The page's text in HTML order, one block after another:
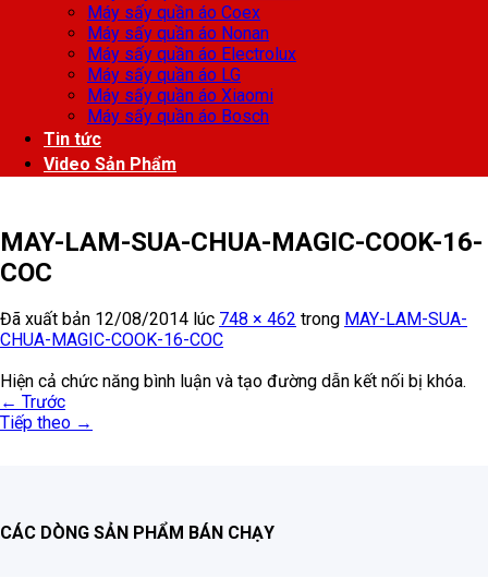
Máy sấy quần áo Coex
Máy sấy quần áo Nonan
Máy sấy quần áo Electrolux
Máy sấy quần áo LG
Máy sấy quần áo Xiaomi
Máy sấy quần áo Bosch
Tin tức
Video Sản Phẩm
MAY-LAM-SUA-CHUA-MAGIC-COOK-16-
COC
Đã xuất bản 12/08/2014 lúc 748 × 462 trong MAY-LAM-SUA-
CHUA-MAGIC-COOK-16-COC
Hiện cả chức năng bình luận và tạo đường dẫn kết nối bị khóa.
← Trước
Tiếp theo →
CÁC DÒNG SẢN PHẨM BÁN CHẠY